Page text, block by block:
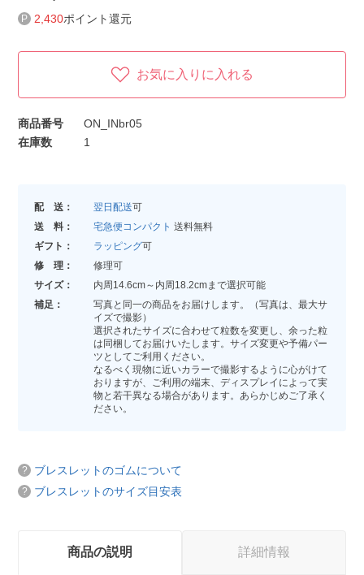
2,430ポイント還元
お気に入りに入れる
商品番号
ON_INbr05
在庫数
1
配 送： 翌日配送可
送 料：
宅急便コンパクト 送料無料
ギフト：
ラッピング可
修 理：
修理可
サイズ：
内周14.6cm～内周18.2cmまで選択可能
補足：
写真と同一の商品をお届けします。（写真は、最大サ
イズで撮影）
選択されたサイズに合わせて粒数を変更し、余った粒
は同梱してお届けいたします。サイズ変更や予備パー
ツとしてご利用ください。
なるべく現物に近いカラーで撮影するように心がけて
おりますが、ご利用の端末、ディスプレイによって実
物と若干異なる場合があります。あらかじめご了承く
ださい。
ブレスレットのゴムについて
ブレスレットのサイズ目安表
商品の説明 詳細情報